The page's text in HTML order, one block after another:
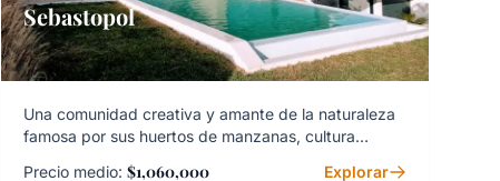
Sebastopol
Una comunidad creativa y amante de la naturaleza
famosa por sus huertos de manzanas, cultura
Precio medio: $1,060,000 Explorar